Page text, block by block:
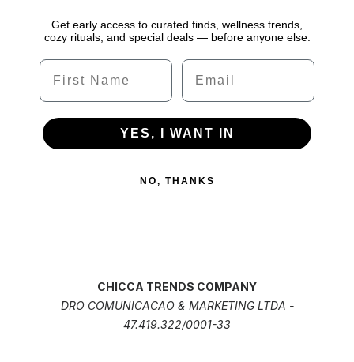
Get early access to curated finds, wellness trends,
cozy rituals, and special deals — before anyone else.
Name Email
YES, I WANT IN
NO, THANKS
CHICCA TRENDS COMPANY
DRO COMUNICACAO & MARKETING LTDA -
47.419.322/0001-33